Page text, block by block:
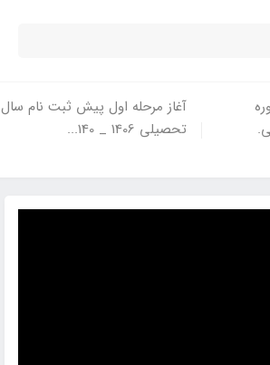
آغاز مرحله اول پیش ثبت نام سال
تحصیلی 1406 _ 140...